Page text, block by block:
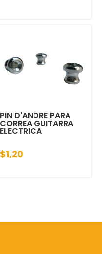
PIN D'ANDRE PARA
CORREA GUITARRA
ELECTRICA
$1,20